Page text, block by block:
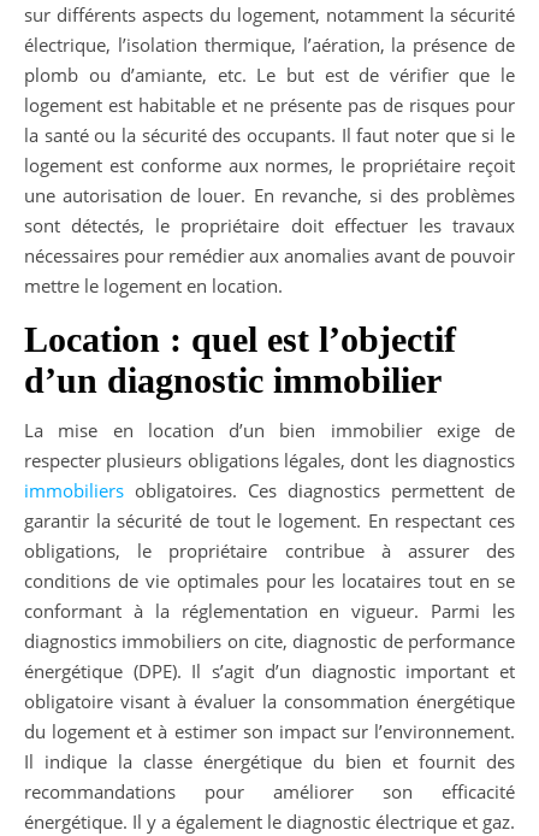
sur différents aspects du logement, notamment la sécurité
électrique, l’isolation thermique, l’aération, la présence de
plomb ou d’amiante, etc. Le but est de vérifier que le
logement est habitable et ne présente pas de risques pour
la santé ou la sécurité des occupants. Il faut noter que si le
logement est conforme aux normes, le propriétaire reçoit
une autorisation de louer. En revanche, si des problèmes
sont détectés, le propriétaire doit effectuer les travaux
nécessaires pour remédier aux anomalies avant de pouvoir
mettre le logement en location.
Location : quel est l’objectif
d’un diagnostic immobilier
La mise en location d’un bien immobilier exige de
respecter plusieurs obligations légales, dont les diagnostics
immobiliers obligatoires. Ces diagnostics permettent de
garantir la sécurité de tout le logement. En respectant ces
obligations, le propriétaire contribue à assurer des
conditions de vie optimales pour les locataires tout en se
conformant à la réglementation en vigueur. Parmi les
diagnostics immobiliers on cite, diagnostic de performance
énergétique (DPE). Il s’agit d’un diagnostic important et
obligatoire visant à évaluer la consommation énergétique
du logement et à estimer son impact sur l’environnement.
Il indique la classe énergétique du bien et fournit des
recommandations pour améliorer son efficacité
énergétique. Il y a également le diagnostic électrique et gaz.